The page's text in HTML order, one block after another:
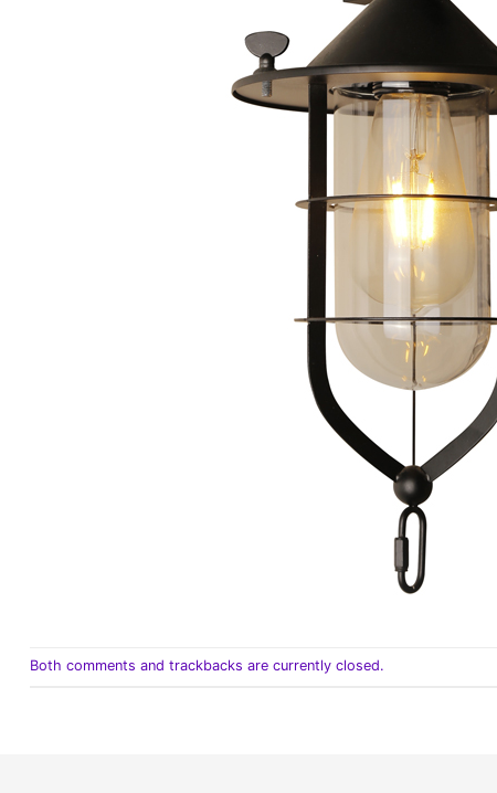
Both comments and trackbacks are currently closed.